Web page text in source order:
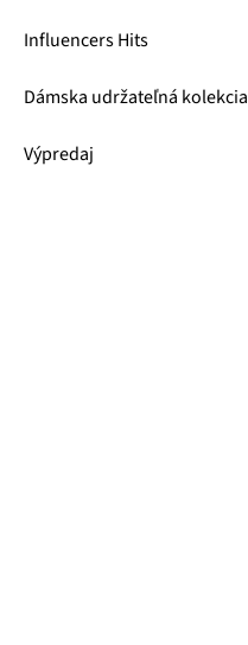
Influencers Hits
Dámska udržateľná kolekcia
Výpredaj